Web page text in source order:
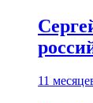
11